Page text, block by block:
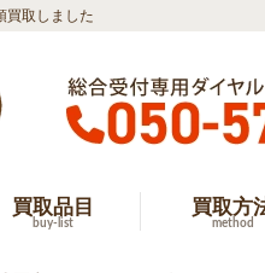
買取しました
買取品目
buy-list
買取方
method